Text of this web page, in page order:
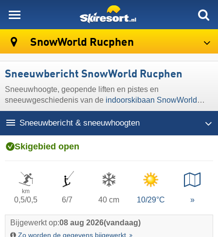
SnowWorld Rucphen
Sneeuwbericht SnowWorld Rucphen
Sneeuwhoogte, geopende liften en pistes en
sneeuwgeschiedenis van de indoorskibaan SnowWorld
Rucphen
Sneeuwbericht & sneeuwhoogten
Skigebied open
km
0,5/0,5 6/7 40 cm 10/29°C »
Bijgewerkt op:08 aug 2026(vandaag)
Zo worden de gegevens bijgewerkt